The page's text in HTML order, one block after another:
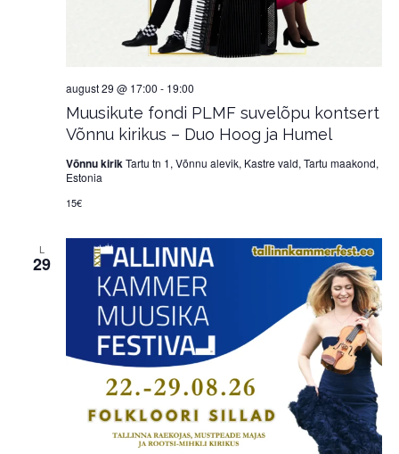
Muusikute fondi PLMF suvelõpu kontsert
Võnnu kirikus – Duo Hoog ja Humel
august 29 @ 17:00 - 19:00
Võnnu kirikTartu tn 1, Võnnu alevik, Kastre vald, Tartu maakond,
Estonia
15€
L
29